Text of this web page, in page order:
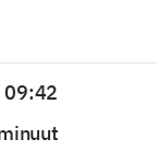
09:42